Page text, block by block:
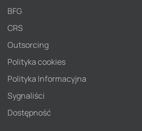
BFG
CRS
Outsorcing
Polityka cookies
Polityka Informacyjna
Sygnaliści
Dostępność